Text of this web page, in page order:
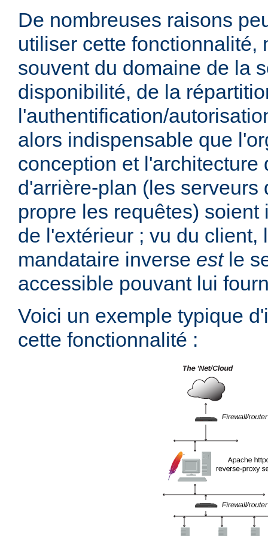
De nombreuses raisons
utiliser cette fonctionnalité,
souvent du domaine de la
disponibilité, de la
l'authentification/
alors indispensable que
conception et l'architecture
d'arrière-plan (les serveurs
propre les requêtes)
de l'extérieur ; vu du client,
mandataire inverse estle
accessible pouvant lui
Voici un exemple typique
cette fonctionnalité :